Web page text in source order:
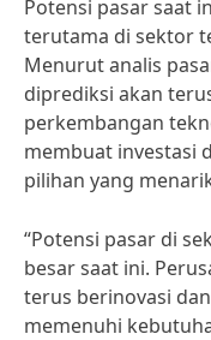
Potensi pasar saat
terutama di sektor
Menurut analis
diprediksi akan
perkembangan
membuat investasi
pilihan yang
“Potensi pasar di
besar saat ini.
terus berinovasi
memenuhi